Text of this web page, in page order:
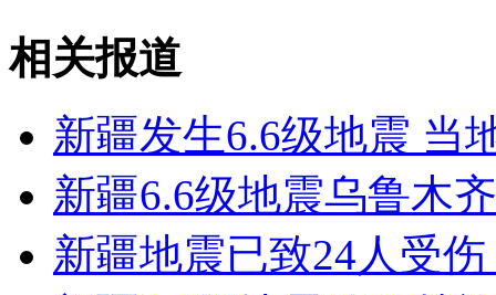
女孩北京地铁殴打老人 痛下狠手拳打脚踢
相关报道
新疆发生6.6级地震 当
新疆6.6级地震乌鲁木
新疆地震已致24人受